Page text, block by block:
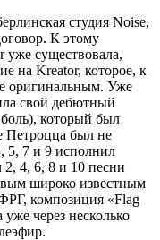
студия Noіse,
К этому
уже существовала,
на Kreator, которое, к
оригинальным. Уже
свой дебютный
боль), который был
Петроцца был не
5, 7 и 9 исполнил
4, 6, 8 и 10 песни
широко известным
композиция «Flag
через несколько